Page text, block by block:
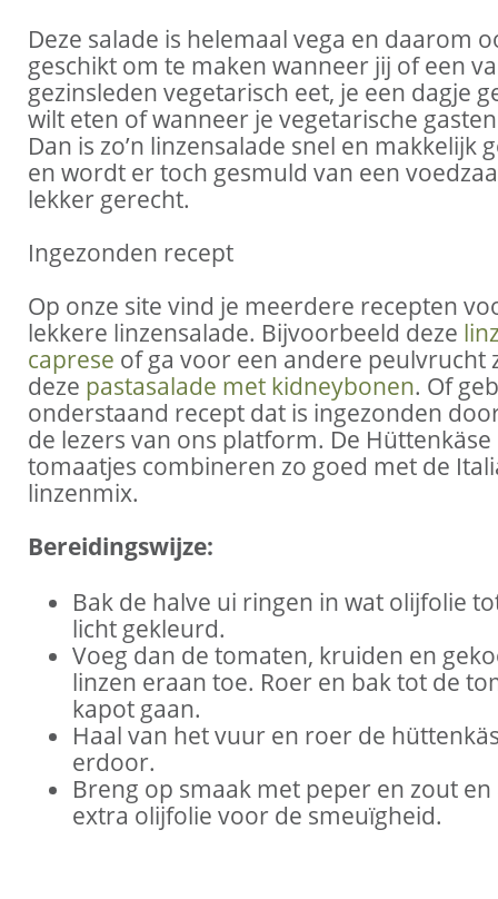
Deze salade is helemaal vega en daarom
geschikt om te maken wanneer jij of een
gezinsleden vegetarisch eet, je een dagje
wilt eten of wanneer je vegetarische
Dan is zo’n linzensalade snel en makkelijk
en wordt er toch gesmuld van een
lekker gerecht.
Ingezonden recept
Op onze site vind je meerdere recepten
lekkere linzensalade. Bijvoorbeeld deze
caprese of ga voor een andere peulvrucht
deze pastasalade met kidneybonen. Of
onderstaand recept dat is ingezonden
de lezers van ons platform. De Hüttenkäse
tomaatjes combineren zo goed met de
linzenmix.
Bereidingswijze:
Bak de halve ui ringen in wat olijfolie
licht gekleurd.
Voeg dan de tomaten, kruiden en
linzen eraan toe. Roer en bak tot de
kapot gaan.
Haal van het vuur en roer de
erdoor.
Breng op smaak met peper en zout en
extra olijfolie voor de smeuïgheid.